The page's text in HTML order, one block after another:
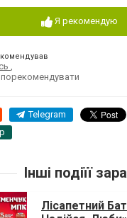
Я рекомендую
,
порекомендувати
Telegram
Інші подіїї
Лісапетний